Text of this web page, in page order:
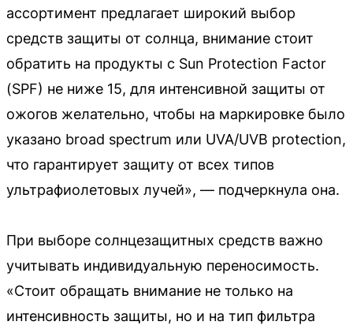
ассортимент предлагает широкий выбор
средств защиты от солнца, внимание стоит
обратить на продукты с Sun Protection Factor
(SPF) не ниже 15, для интенсивной защиты от
ожогов желательно, чтобы на маркировке было
указано broad spectrum или UVA/UVB protection,
что гарантирует защиту от всех типов
ультрафиолетовых лучей», — подчеркнула она.
При выборе солнцезащитных средств важно
учитывать индивидуальную переносимость.
«Стоит обращать внимание не только на
интенсивность защиты, но и на тип фильтра